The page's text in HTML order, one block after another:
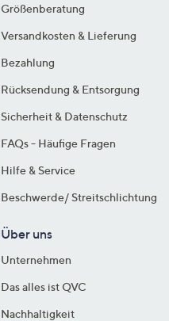
Größenberatung
Versandkosten & Lieferung
Bezahlung
Rücksendung & Entsorgung
Sicherheit & Datenschutz
FAQs - Häufige Fragen
Hilfe & Service
Beschwerde/ Streitschlichtung
Über uns
Unternehmen
Das alles ist QVC
Nachhaltigkeit